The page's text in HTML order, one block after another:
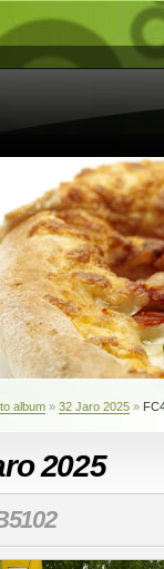
album » 32 Jaro 2025 »
2025